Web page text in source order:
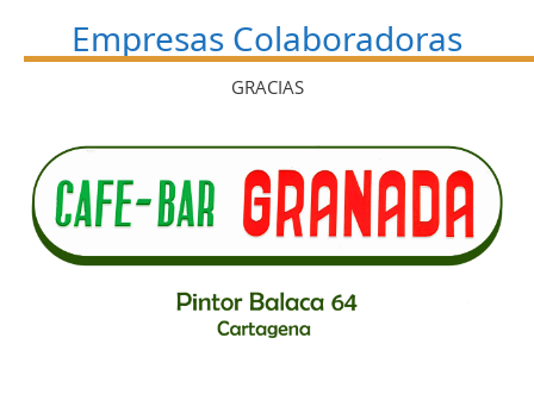
Empresas Colaboradoras
GRACIAS